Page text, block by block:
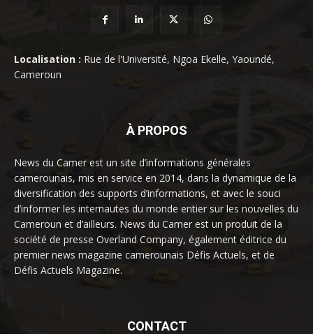
Localisation : Rue de l'Université, Ngoa Ekelle, Yaoundé,
Cameroun
À PROPOS
News du Camer est un site d’informations générales
camerounais, mis en service en 2014, dans la dynamique de la
diversification des supports d’informations, et avec le souci
d’informer les internautes du monde entier sur les nouvelles du
Cameroun et d’ailleurs. News du Camer est un produit de la
société de presse Overland Company, également éditrice du
premier news magazine camerounais Défis Actuels, et de
Défis Actuels Magazine.
CONTACT